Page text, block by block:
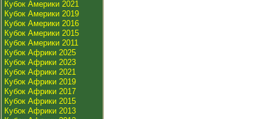
Кубок Америки 2021
Кубок Америки 2019
Кубок Америки 2016
Кубок Америки 2015
Кубок Америки 2011
Кубок Африки 2025
Кубок Африки 2023
Кубок Африки 2021
Кубок Африки 2019
Кубок Африки 2017
Кубок Африки 2015
Кубок Африки 2013